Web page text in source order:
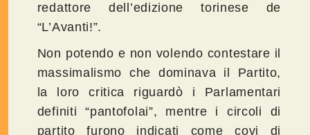
redattore dell’edizione torinese de
“L’Avanti!”.
Non potendo e non volendo contestare il
massimalismo che dominava il Partito,
la loro critica riguardò i Parlamentari
definiti “pantofolai”, mentre i circoli di
partito furono indicati come covi di